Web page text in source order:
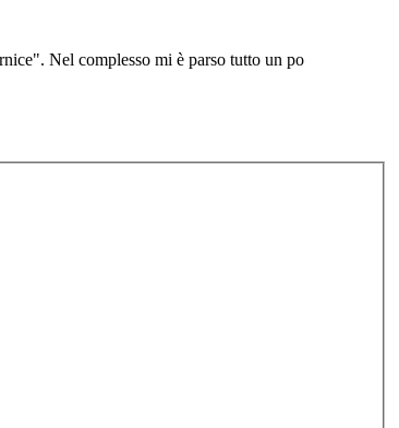
Nel complesso mi è parso tutto un po